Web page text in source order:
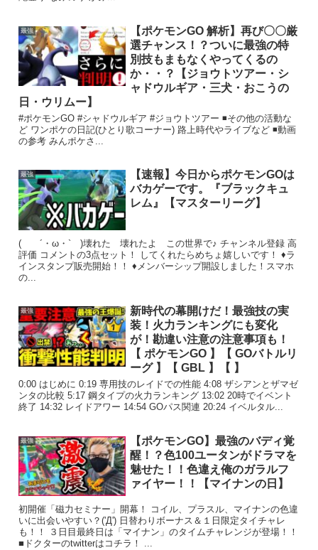
最強
【ポケモンGO 解析】再び〇〇厳
選チャンス！？ついに最強の特
別技もまもなくやってくるの
か・・？【ジョウトツアー・シ
ャドウルギア・三犬・おこうの
日・ウリムー】
#ポケモンGO #シャドウルギア #ジョウトツアー ◾️その他の活動な
ど ワンポケの日記(ひとり歌コーナー) 路上時代やライブなど ◾️動画
の参考 みんポケさ...
最強
【速報】今日からポケモンGOは
バカゲーです。『ブラックキュ
レム』【マスターリーグ】
( ´・ω・` )壊れた 壊れたよ この世界で♪ チャンネル登録 高
評価 コメントの3点セット！ してくれたらめちょ嬉しいです！ ♦ラ
インスタンプ販売開始！！ ♦メンバーシップ開設しました！スマホ
の...
最強
新時代の幕開けだ！最強技の実
装！火力ランキングにも変化
が！勘違い注意の注意事項も！
【 ポケモンGO 】【 GOバトルリ
ーグ 】【 GBL 】【 】
0:00 はじめに 0:19 専用技のレイドでの性能 4:08 ザシアンとザマゼ
ンタの比較 5:17 鋼タイプの火力ランキング 13:02 20時でイベント
終了 14:32 レイドアワー 14:54 GOパス関連 20:24 イベルタル...
最強
【ポケモンGO】最強のバディ覚
醒！？色100ユータンがドラマを
魅せた！！色違え俺のガラルフ
ァイヤー！！【マイナンの日】
初開催「磁力セミナー」開幕！ コイル、プラスル、マイナンの色違
いに出会いやすい？('Д') 日替わりボーナス＆１日限定タイチャレ
も！！ ３日目最終日は「マイナン」のタイムチャレンジが登場！！
■ドクターのtwitterはコチラ！ ...